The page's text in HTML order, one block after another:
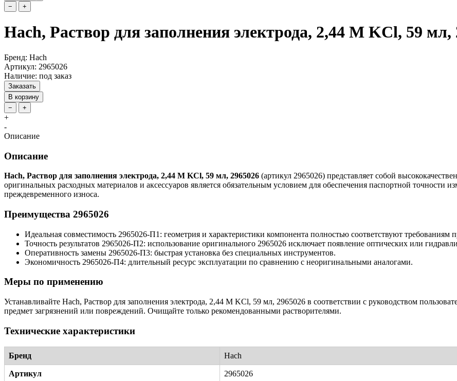
−
+
Hach, Раствор для заполнения электрода, 2,44 M KCl, 59 мл,
Бренд: Hach
Артикул: 2965026
Наличие: под заказ
Заказать
В корзину
−
+
+
-
Описание
Описание
Hach, Раствор для заполнения электрода, 2,44 M KCl, 59 мл, 2965026 (артикул 2965026) представляет собой
оригинальных расходных материалов и аксессуаров является обязательным условием для обеспечения паспортной точности
преждевременного износа.
Преимущества 2965026
Идеальная совместимость 2965026-П1: геометрия и характеристики компонента полностью соответствуют требованиям
Точность результатов 2965026-П2: использование оригинального 2965026 исключает появление оптических или
Оперативность замены 2965026-П3: быстрая установка без специальных инструментов.
Экономичность 2965026-П4: длительный ресурс эксплуатации по сравнению с неоригинальными аналогами.
Меры по применению
Устанавливайте Hach, Раствор для заполнения электрода, 2,44 M KCl, 59 мл, 2965026 в соответствии с руководством
предмет загрязнений или повреждений. Очищайте только рекомендованными растворителями.
Технические характеристики
Бренд Hach
Артикул 2965026